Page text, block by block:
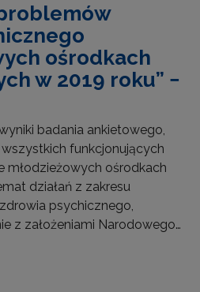
ośrodkach
w 2019 roku” −
badania ankietowego,
funkcjonujących
młodzieżowych ośrodkach
działań z zakresu
psychicznego,
z założeniami Narodowego…